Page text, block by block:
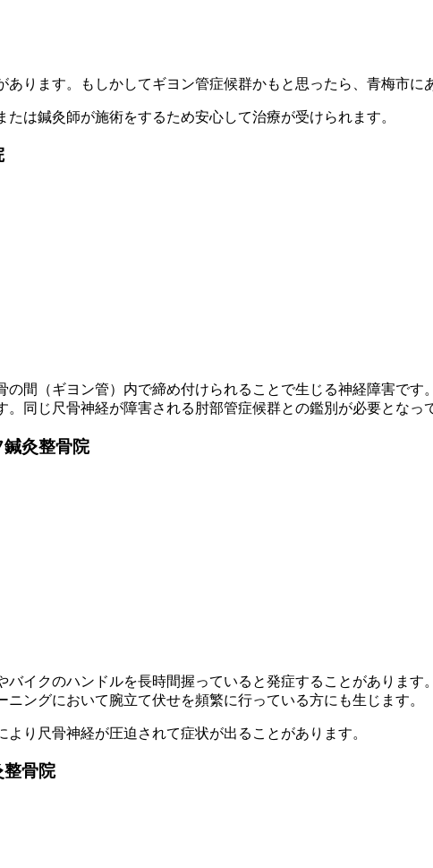
ります。もしかしてギヨン管症候群かもと思ったら、青梅市に
は鍼灸師が施術をするため安心して治療が受けられます。
間（ギヨン管）内で締め付けられることで生じる神経障害で
同じ尺骨神経が障害される肘部管症候群との鑑別が必要となっ
灸整骨院
イクのハンドルを長時間握っていると発症することがありま
ングにおいて腕立て伏せを頻繁に行っている方にも生じます。
り尺骨神経が圧迫されて症状が出ることがあります。
骨院